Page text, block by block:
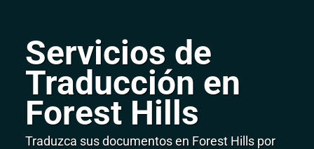
Servicios de
Traducción en
Forest Hills
Traduzca sus documentos en Forest Hills por